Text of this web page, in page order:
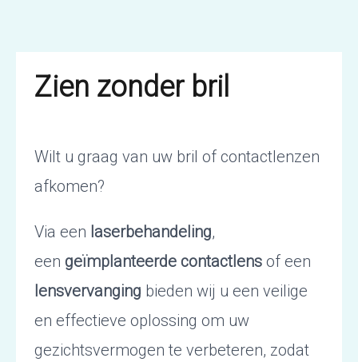
Zien zonder bril
Wilt u graag van uw bril of contactlenzen
afkomen?
Via een laserbehandeling,
een geïmplanteerde contactlens of een
lensvervanging bieden wij u een veilige
en effectieve oplossing om uw
gezichtsvermogen te verbeteren, zodat